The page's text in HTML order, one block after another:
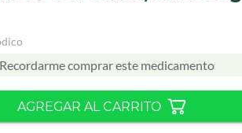
Recordarme comprar este medicamento
AGREGAR AL CARRITO